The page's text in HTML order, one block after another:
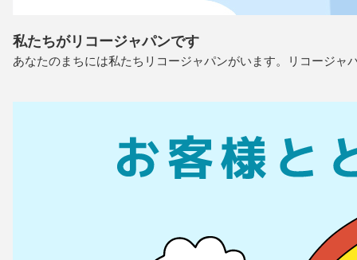
私たちがリコージャパンです
あなたのまちには私たちリコージャパンがいます。リコージ